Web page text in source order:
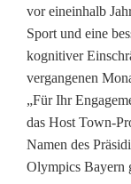
r
e
u
n
d
vor eineinhalb
Sport und eine
kognitiver
vergangenen
„Für Ihr
das Host Town-
Namen des
Olympics Bayern